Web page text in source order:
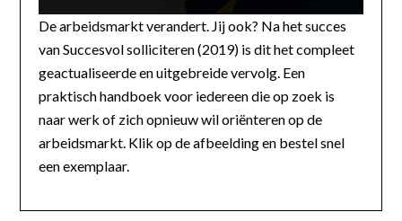
De arbeidsmarkt verandert. Jij ook? Na het succes
van Succesvol solliciteren (2019) is dit het compleet
geactualiseerde en uitgebreide vervolg. Een
praktisch handboek voor iedereen die op zoek is
naar werk of zich opnieuw wil oriënteren op de
arbeidsmarkt. Klik op de afbeelding en bestel snel
een exemplaar.